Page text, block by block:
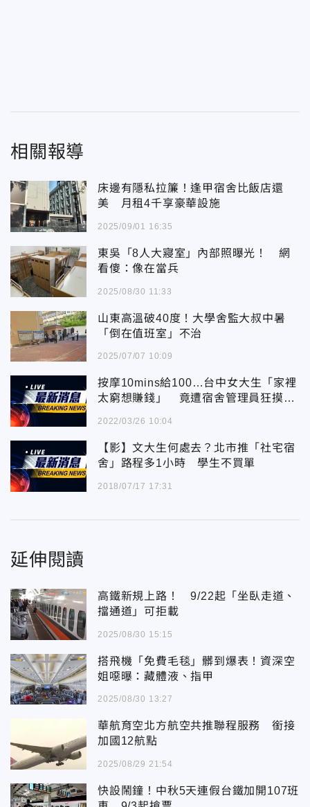
相關報導
床邊有隱私拉簾！逢甲宿舍比飯店還
美 月租4千享豪華設施
2025/09/01 16:35
東吳「8人大寢室」內部照曝光！ 網
看傻：像在當兵
2025/08/30 11:33
山東高溫破40度！大學舍監大叔中暑
「倒在值班室」不治
2025/07/07 10:09
按摩10mins給100…台中女大生「家裡
太窮想賺錢」 竟遭宿舍管理員狂摸亂
2022/03/26 10:04
【影】文大生何處去？北市推「社宅宿
舍」路程多1小時 學生不買單
2018/07/17 17:31
延伸閱讀
高鐵新規上路！ 9/22起「坐臥走道、
擋通道」可拒載
2025/08/30 15:15
搭飛機「免費毛毯」髒到爆表！資深空
姐噁曝：藏體液、指甲
2025/08/30 13:27
華航育空北方航空共推聯程服務 銜接
加國12航點
2025/08/29 21:54
快設鬧鐘！中秋5天連假台鐵加開107班